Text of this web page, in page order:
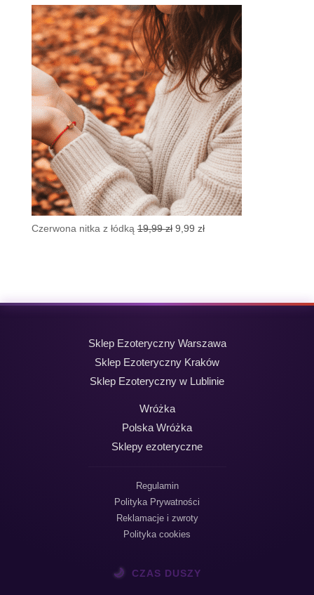
wynosiła:
19,99 zł.
wynosi:
8,99 zł.
Czerwona nitka z łódką 19,99zł Pierwotna
9,99 złAktualna
Sklep Ezoteryczny Warszawa
Sklep Ezoteryczny Kraków
Sklep Ezoteryczny w Lublinie
Wróżka
Polska Wróżka
Sklepy ezoteryczne
Regulamin
Polityka Prywatności
Reklamacje i zwroty
Polityka cookies
🌙 CZAS DUSZY